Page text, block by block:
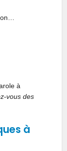
à
vous des
à